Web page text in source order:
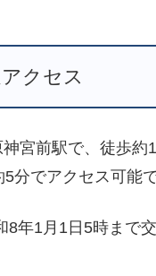
クセス
宮前駅で、徒歩
分でアクセス可能で
年1月1日5時まで